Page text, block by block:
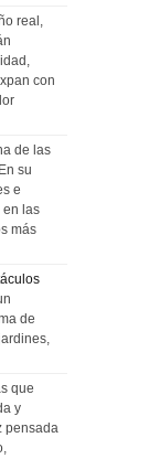
real,
con
de las
su
e
en las
más
de
que
y
pensada